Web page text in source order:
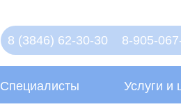
8 (3846) 62-30-30 8-905-
Специалисты Услуги и